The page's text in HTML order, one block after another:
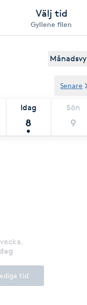
Välj tid
Gyllene filen
Månadsvy
Idag
8
Sön
9
Senare
,
tid